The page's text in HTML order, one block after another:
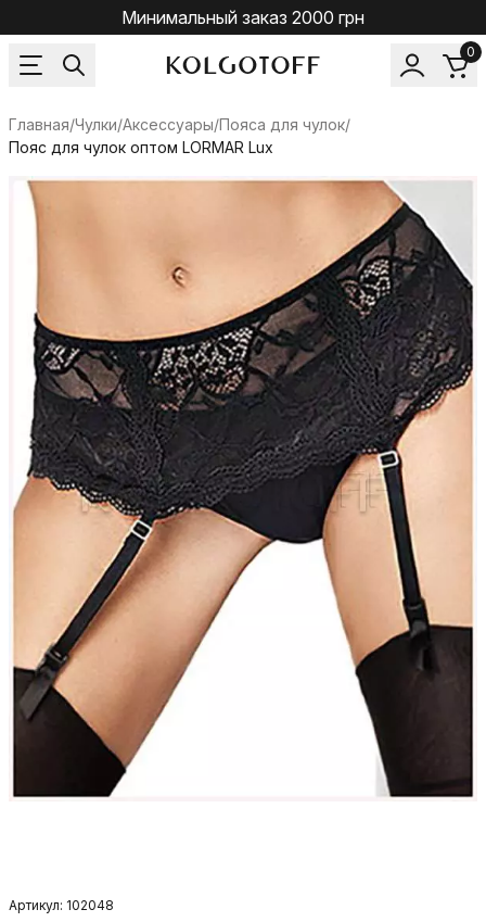
Минимальный заказ 2000 грн
0
Главная/Чулки/Аксессуары/Пояса для чулок/
Пояс для чулок оптом LORMAR Lux
Артикул: 102048